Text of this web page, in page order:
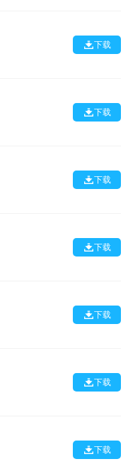
下载
下载
下载
下载
下载
下载
下载